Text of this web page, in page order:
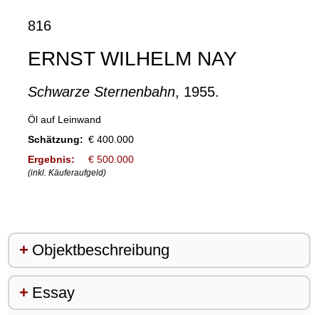
816
ERNST WILHELM NAY
Schwarze Sternenbahn, 1955.
Öl auf Leinwand
Schätzung: € 400.000
Ergebnis:
€ 500.000
(inkl. Käuferaufgeld)
Objektbeschreibung
Essay